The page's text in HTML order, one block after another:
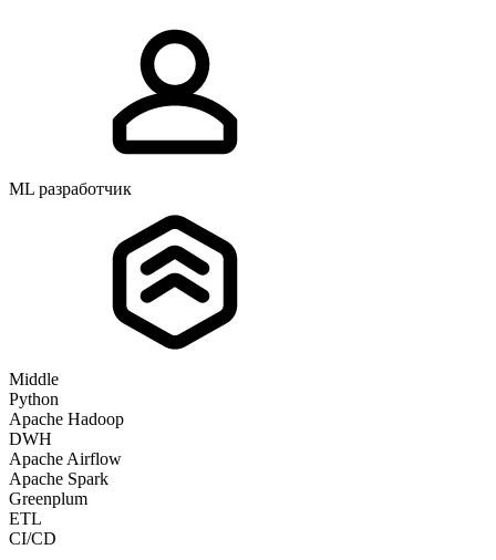
ML разработчик
Middle
Python
Apache Hadoop
DWH
Apache Airflow
Apache Spark
Greenplum
ETL
CI/CD